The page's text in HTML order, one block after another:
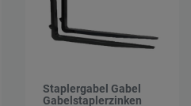
Staplergabel Gabel
Gabelstaplerzinken